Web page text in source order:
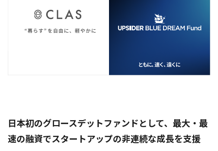
日本初のグロースデットファンドとして、最大・最
速の融資でスタートアップの非連続な成長を支援